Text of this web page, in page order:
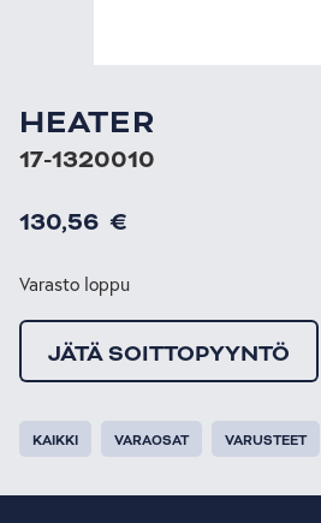
HEATER
17-1320010
130,56 €
Varasto loppu
JÄTÄ SOITTOPYYNTÖ
KAIKKI VARAOSAT VARUSTEET